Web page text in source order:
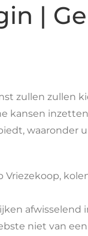
|
zullen zullen
kansen
niet van